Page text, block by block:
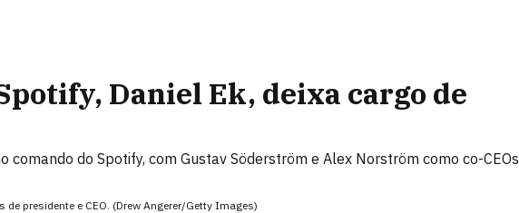
Daniel Ek, deixa cargo de
comando do Spotify, com Gustav Söderström e Alex Norström como co-CEOs
presidente e CEO. (Drew Angerer/Getty Images)